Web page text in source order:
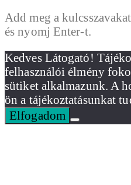
Add meg a
és nyomj Enter-t.
Kedves Látogató!
felhasználói élmény
sütiket alkalmazunk. A
ön a tájékoztatásunkat
Elfogadom